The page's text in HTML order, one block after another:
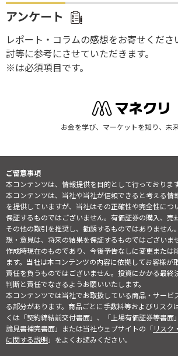
アンケート
レポート・コラムの感想をお寄せくだ
討等に参考にさせていただきます。
※は必須項目です。
お金を学び、マーケットを知り、未
ご留意事項
本コンテンツは、情報提供を目的として行っております
本コンテンツは、当社や当社が信頼できると考える情
を提供していますが、当社はその正確性や完全性につ
保証するものではございません。有価証券の購入、売
その他の取引を推奨し、勧誘するものではありません
想・意見は、将来の結果を保証するものではございま
作成時現在のものであり、今後予告なしに変更または
ます。当社は本コンテンツの内容に依拠してお客様が
責任を負うものではございません。投資にかかる最終
判断と責任でなさるようお願いいたします。
本コンテンツでは当社でお取扱している商品・サービ
る部分があります。商品ごとに手数料等およびリスク
くは「契約締結前交付書面」、「上場有価証券等書面
論見書補完書面」または当社ウェブサイトの「リスク
に関する説明」をよくお読みください。